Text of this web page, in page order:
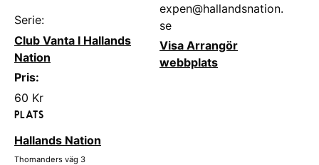
Serie:
Club Vanta I Hallands
Nation
Pris:
60 Kr
PLATS
Hallands Nation
Thomanders väg 3
expen@hallandsnation.
se
Visa Arrangör
webbplats